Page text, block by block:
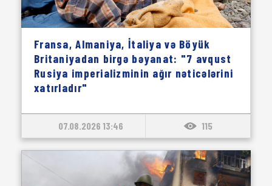
Fransa, Almaniya, İtaliya və Böyük
Britaniyadan birgə bəyanat: "7 avqust
Rusiya imperializminin ağır nəticələrini
xatırladır"
07.08.2026 13:46 115